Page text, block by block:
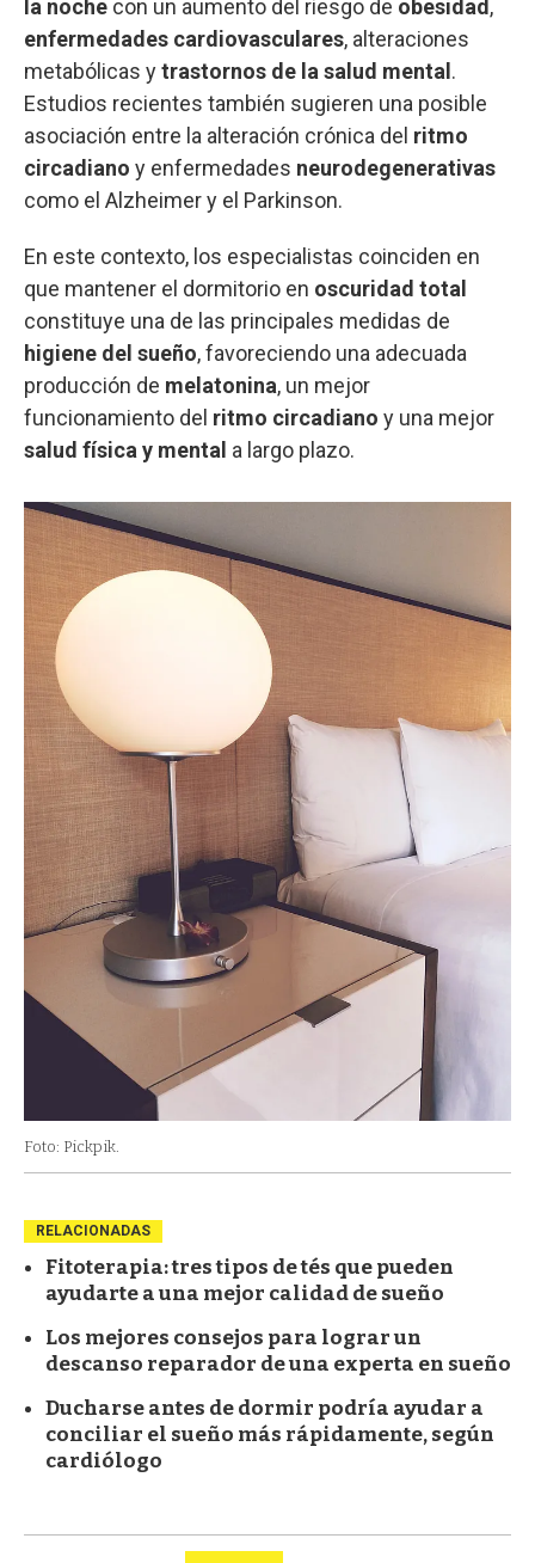
la noche con un aumento del riesgo de obesidad ,
enfermedades cardiovasculares, alteraciones
metabólicas ytrastornos de la salud mental .
Estudios recientes también sugieren una posible
asociación entre la alteración crónica del ritmo
circadiano y enfermedades neurodegenerativas
como el Alzheimer y el Parkinson.
En este contexto, los especialistas coinciden en
que mantener el dormitorio en oscuridad total
constituye una de las principales medidas de
higiene del sueño, favoreciendo una adecuada
producción de melatonina, un mejor
funcionamiento del ritmo circadiano y una mejor
salud física y mental a largo plazo.
Foto: Pickpik.
RELACIONADAS
Fitoterapia: tres tipos de tés que pueden
ayudarte a una mejor calidad de sueño
Los mejores consejos para lograr un
descanso reparador de una experta en sueño
Ducharse antes de dormir podría ayudar a
conciliar el sueño más rápidamente, según
cardiólogo